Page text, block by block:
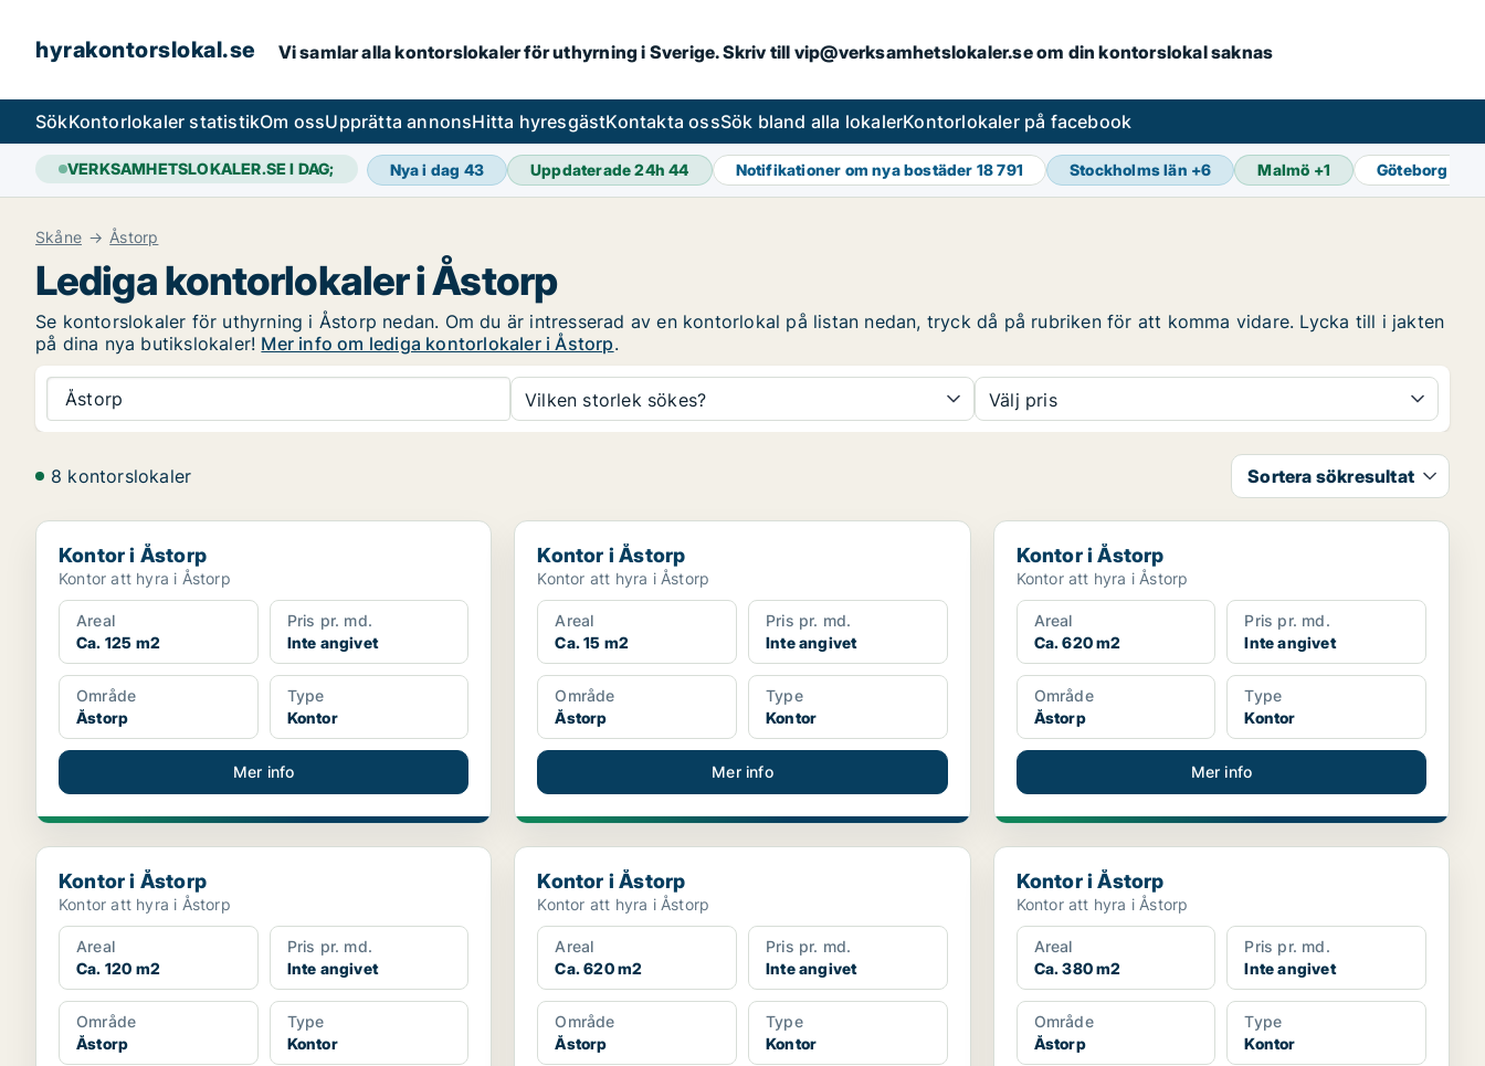
hyrakontorslokal.se Vi samlar alla kontorslokaler för uthyrning i Sverige. Skriv till vip@verksamhetslokaler.se om din kontorslokal saknas
SökKontorlokaler statistikOm ossUpprätta annonsHitta hyresgästKontakta ossSök bland alla lokalerKontorlokaler på facebook
VERKSAMHETSLOKALER.SE I DAG; Nya i dag 43 Uppdaterade 24h44 Notifikationer om nya bostäder 18 791 Stockholms län +6 Malmö +1 Göteborg
Skåne Åstorp
Lediga kontorlokaler i Åstorp
Se kontorslokaler för uthyrning i Åstorp nedan. Om du är intresserad av en kontorlokal på listan nedan, tryck då på rubriken för att komma vidare. Lycka till i jakten
på dina nya butikslokaler! Mer info om lediga kontorlokaler i Åstorp.
Åstorp Vilken storlek sökes? Välj pris
8 kontorslokaler Sortera sökresultat
Kontor i Åstorp
Kontor i Åstorp
Kontor att hyra i Åstorp
Areal
Ca. 125 m2
Pris pr. md.
Inte angivet
Område
Åstorp
Type
Kontor
Mer info
Kontor i Åstorp
Kontor i Åstorp
Kontor att hyra i Åstorp
Areal
Ca. 15 m2
Pris pr. md.
Inte angivet
Område
Åstorp
Type
Kontor
Mer info
Kontor i Åstorp
Kontor i Åstorp
Kontor att hyra i Åstorp
Areal
Ca. 620 m2
Pris pr. md.
Inte angivet
Område
Åstorp
Type
Kontor
Mer info
Kontor i Åstorp
Kontor i Åstorp
Kontor att hyra i Åstorp
Areal
Ca. 120 m2
Pris pr. md.
Inte angivet
Område
Åstorp
Type
Kontor
Kontor i Åstorp
Kontor i Åstorp
Kontor att hyra i Åstorp
Areal
Ca. 620 m2
Pris pr. md.
Inte angivet
Område
Åstorp
Type
Kontor
Kontor i Åstorp
Kontor i Åstorp
Kontor att hyra i Åstorp
Areal
Ca. 380 m2
Pris pr. md.
Inte angivet
Område
Åstorp
Type
Kontor